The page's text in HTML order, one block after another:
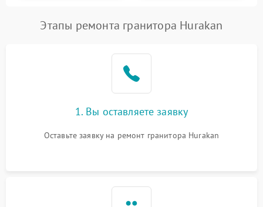
Этапы ремонта гранитора Hurakan
1. Вы оставляете заявку
Оставьте заявку на ремонт гранитора Hurakan